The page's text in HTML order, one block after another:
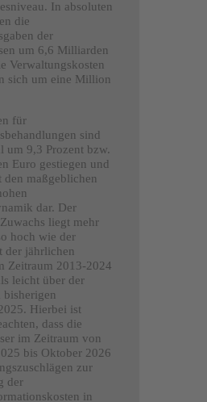
In absoluten
die
der
um 6,6 Milliarden
Verwaltungskosten
sich um eine Million
für
sind
um 9,3 Prozent bzw.
Euro gestiegen und
den maßgeblichen
dar. Der
liegt mehr
hoch wie der
der jährlichen
Zeitraum 2013-2024
leicht über der
Hierbei ist
dass die
im Zeitraum von
bis Oktober 2026
zur
der
in